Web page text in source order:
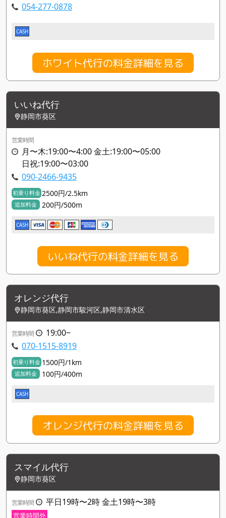
054-277-0878
CASH
ホワイト代行の料金詳細を見る
いいね代行
静岡市葵区
営業時間
月〜木:19:00〜4:00 金土:19:00〜05:00
日祝:19:00〜03:00
090-2466-9435
初乗り料金 2500円/2.5km
追加料金 200円/500m
CASH
いいね代行の料金詳細を見る
オレンジ代行
静岡市葵区,静岡市駿河区,静岡市清水区
営業時間
19:00~
070-1515-8919
初乗り料金 1500円/1km
追加料金 100円/400m
CASH
オレンジ代行の料金詳細を見る
スマイル代行
静岡市葵区
営業時間 平日19時〜2時 金土19時〜3時
営業時間外